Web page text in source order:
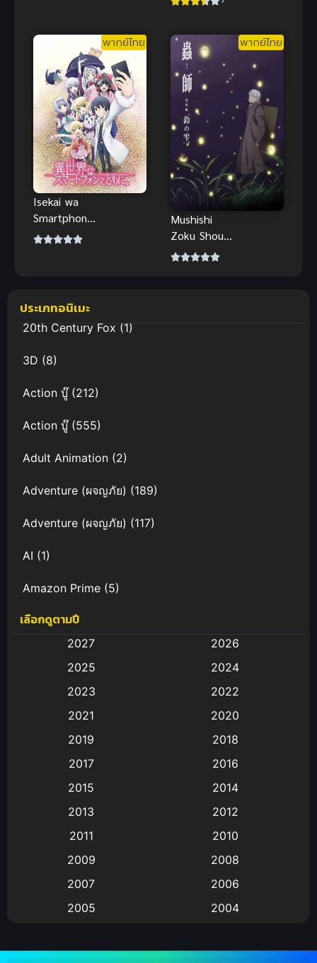
พากย์ไทย
Isekai wa
Smartphone
to Tomo ni
Smartphone
to Tomo ni
ต้องไปกับสมา
พากย์ไทย
Mushishi
Zoku Shou
Suzu no
ประเภทอนิเมะ
20th Century Fox(1)
3D (8)
Action บู๊(212)
Action บู๊(555)
Adult Animation (2)
Adventure (ผจญภัย) (189)
Adventure (ผจญภัย) (117)
AI (1)
Amazon Prime (5)
Anal (ประตูหลัง)
Animation การ์ตูน
Animation อนิเมะ
Animation แอนิเมชั่น
(9)
Big tits (นมใหญ่)
Bitch (ผู้หญิงร่าน)
เลือกดูตามปี
2027
2026
2025
2024
2023
2022
2021
2020
2019
2018
2017
2016
2015
2014
2013
2012
2011
2010
2009
2008
2007
2006
2005
2004